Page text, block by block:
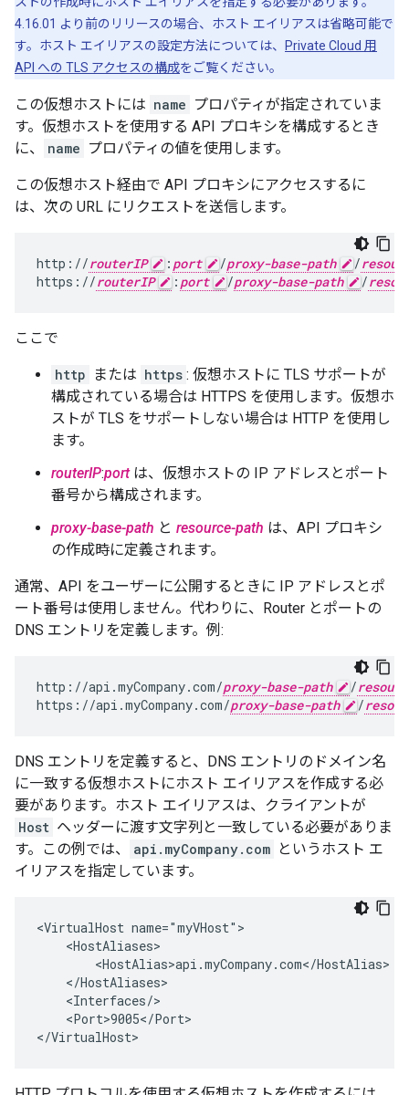
4.16.01 より前のリリースの場合、ホスト エイリアスは省略可能で
す。ホスト エイリアスの設定方法については、
Private Cloud 用
API への TLS アクセスの構成をご覧ください。
この仮想ホストには name プロパティが指定されていま
す。仮想ホストを使用する API プロキシを構成するとき
に、
name プロパティの値を使用します。
この仮想ホスト経由で API プロキシにアクセスするに
は、次の URL にリクエストを送信します。
http://routerIP : port /proxy-base-path /
https://routerIP : port /proxy-base-path /
ここで
http または https : 仮想ホストに TLS サポートが
構成されている場合は HTTPS を使用します。仮想ホ
ストが TLS をサポートしない場合は HTTP を使用し
ます。
routerIP:portは、仮想ホストの IP アドレスとポート
番号から構成されます。
proxy-base-path と resource-path は、API プロキシ
の作成時に定義されます。
通常、API をユーザーに公開するときに IP アドレスとポ
ート番号は使用しません。代わりに、Router とポートの
DNS エントリを定義します。例:
http://api.myCompany.com/proxy-base-path /
https://api.myCompany.com/proxy-base-path /
DNS エントリを定義すると、DNS エントリのドメイン名
に一致する仮想ホストにホスト エイリアスを作成する必
要があります。 ホスト エイリアスは、クライアントが
Host ヘッダーに渡す文字列と一致している必要がありま
す。この例では、
api.myCompany.com というホスト エ
イリアスを指定しています。
<VirtualHost name="myVHost">
    <HostAliases>
        <HostAlias>api.myCompany.com</HostAlias>
    </HostAliases>
    <Interfaces/>
    <Port>9005</Port>
</VirtualHost>